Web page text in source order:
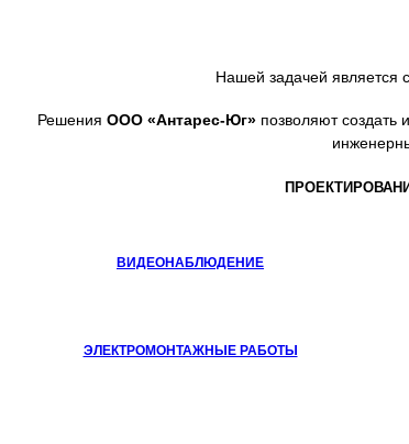
Нашей задачей является
Решения ООО «Антарес-Юг» позволяют создать
ВИДЕОНАБЛЮДЕНИЕ
ЭЛЕКТРОМОНТАЖНЫЕ РАБОТЫ